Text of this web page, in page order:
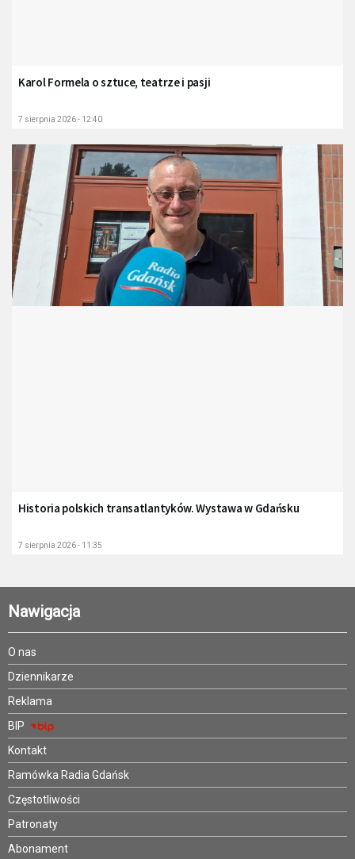
Karol Formela o sztuce, teatrze i pasji
7 sierpnia 2026 - 12:40
Historia polskich transatlantyków. Wystawa w Gdańsku
7 sierpnia 2026 - 11:35
Nawigacja
O nas
Dziennikarze
Reklama
BIP
Kontakt
Ramówka Radia Gdańsk
Częstotliwości
Patronaty
Abonament